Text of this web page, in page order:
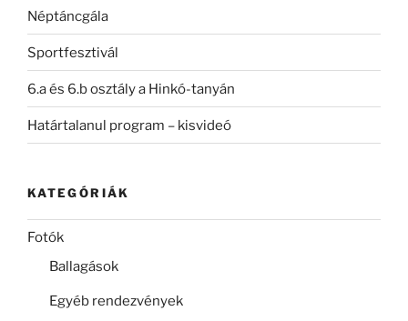
Néptáncgála
Sportfesztivál
6.a és 6.b osztály a Hinkó-tanyán
Határtalanul program – kisvideó
KATEGÓRIÁK
Fotók
Ballagások
Egyéb rendezvények